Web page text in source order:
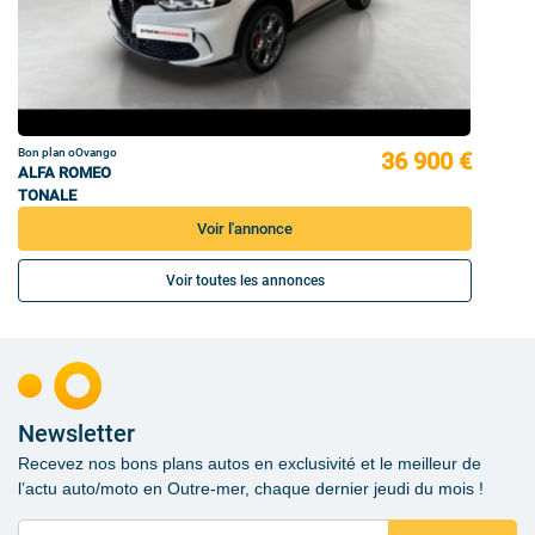
Bon plan oOvango
ALFA ROMEO
TONALE
36 900 €
Voir l'annonce
Voir toutes les annonces
Newsletter
Recevez nos bons plans autos en exclusivité et le meilleur de
l’actu auto/moto en Outre-mer, chaque dernier jeudi du mois !